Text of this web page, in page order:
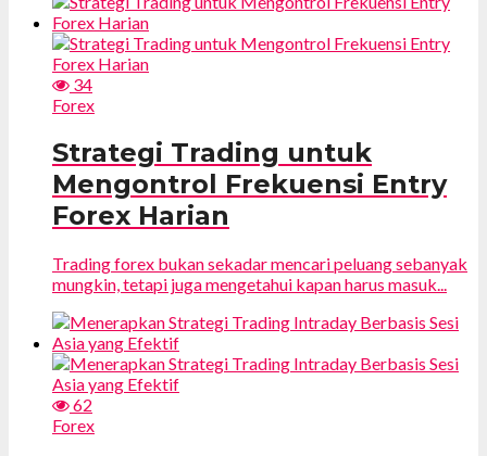
34
Forex
Strategi Trading untuk
Mengontrol Frekuensi Entry
Forex Harian
Trading forex bukan sekadar mencari peluang sebanyak
mungkin, tetapi juga mengetahui kapan harus masuk...
62
Forex